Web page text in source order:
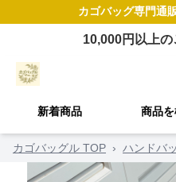
カゴバッグ専門通
10,000円以上の
新着商品 商品
カゴバッグル TOP › ハンドバ